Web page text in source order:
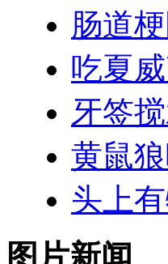
肠道
吃夏
牙签
黄鼠
头上
图片新闻